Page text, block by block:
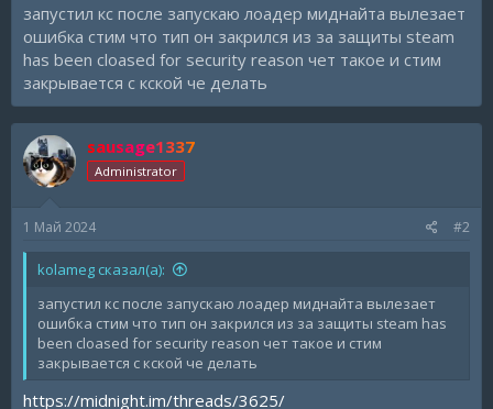
а
запустил кс после запускаю лоадер миднайта вылезает
ошибка стим что тип он закрился из за защиты steam
has been cloased for security reason чет такое и стим
закрывается с кской че делать
sausage1337
Administrator
1 Май 2024 #2
kolameg сказал(а):
запустил кс после запускаю лоадер миднайта вылезает
ошибка стим что тип он закрился из за защиты steam has
been cloased for security reason чет такое и стим
закрывается с кской че делать
https://midnight.im/threads/3625/